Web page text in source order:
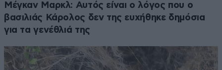
Μέγκαν Μαρκλ: Αυτός είναι ο λόγος που ο
βασιλιάς Κάρολος δεν της ευχήθηκε δημόσια
για τα γενέθλιά της